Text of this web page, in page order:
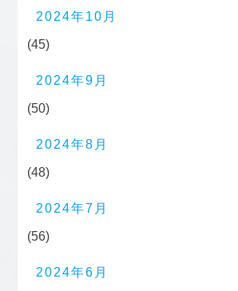
2024年10月
(45)
2024年9月
(50)
2024年8月
(48)
2024年7月
(56)
2024年6月